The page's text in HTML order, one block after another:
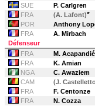
SUE
P. Carlgren
FRA
(A. Lafont)*
POR
Anthony
FRA
A. Mirbach
Défenseur
FRA
M. Acapandié
FRA
K. Amian
NGA
C. Awaziem
CAM
(J.
FRA
F. Centonze
FRA
N. Cozza